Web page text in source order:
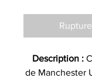
Description :
de Manchester